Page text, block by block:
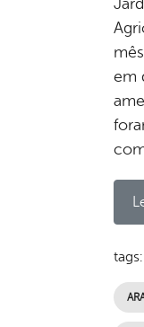
em
tags: